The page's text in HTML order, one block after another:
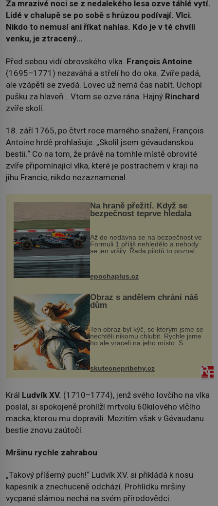
Za mrazivé noci se z nedalekého lesa ozve táhlé vytí.
Lidé v chalupě se po sobě s hrůzou podívají. Vlci.
Nikdo to nemusí ani říkat nahlas. Kdo je v té chvíli
venku, je ztracený…
Před sebou vidí obrovského vlka. François Antoine
(1695–1771) nezaváhá a střelí ho do oka. Zvíře padá,
ale vzápětí se zvedá. Lovec už nemá čas nabít. Uchopí
pušku za hlaveň… Vtom se ozve rána. Hajný Rinchard
zvíře skolí.
18. září 1765, po čtvrt roce marného snažení, François
Antoine hrdě prohlašuje: „Skolil jsem gévaudanskou
bestii.“ Co na tom, že právě na tomhle místě obrovité
zvíře připomínající vlka, které je postrachem v kraji na
jihu Francie, nikdo nezaznamenal.
Na hraně přežití. Když se
bezpečnost teprve hledala
Až do nedávna se na bezpečnost ve
Formuli 1 příliš nehledělo a nehody
se jen vršily. Řada pilotů to poznala
na vlastní kůži, často s trvalými
následky nebo bohužel i ztrátou
života. Dnes nepochopiteln...
epochaplus.cz
Obraz s andělem chrání náš
dům
Ten obraz byl kýč, se kterým jsme se
nechtěli nikomu chlubit. Rychle jsme
ho ale vraceli na jeho místo. S
manželem Vaškem jsme si pořídili
chaloupku, takový domek na severu
Čech, kde jsme si naplánova...
skutecnepribehy.cz
Král Ludvík XV. (1710–1774), jenž svého lovčího na vlka
poslal, si spokojeně prohlíží mrtvolu 60kilového vlčího
macka, kterou mu dopravili. Mezitím však v Gévaudanu
bestie znovu zaútočí.
Mršinu rychle zahrabou
„Takový příšerný puch!“ Ludvík XV. si přikládá k nosu
kapesník a znechuceně odchází. Prohlídku mršiny
vycpané slámou nechá na svém přírodovědci.